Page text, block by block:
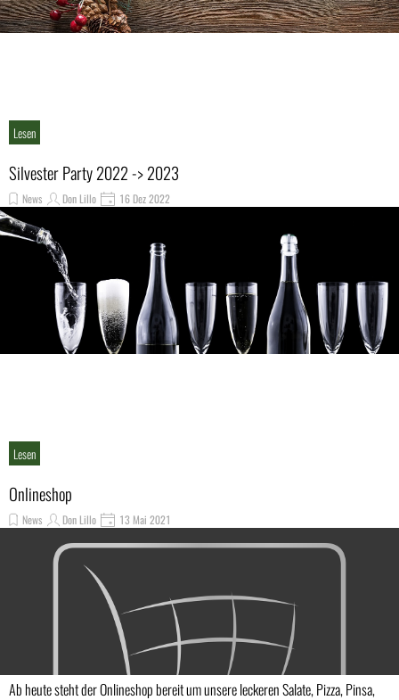
Lesen
Silvester Party 2022 -> 2023
News Don Lillo 16 Dez 2022
Lesen
Onlineshop
News Don Lillo 13 Mai 2021
Ab heute steht der Onlineshop bereit um unsere leckeren Salate, Pizza, Pinsa,